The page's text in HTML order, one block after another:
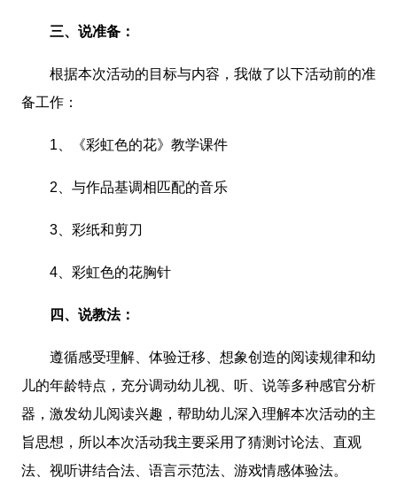
三、说准备：
根据本次活动的目标与内容，我做了以下活动前的准
备工作：
1、《彩虹色的花》教学课件
2、与作品基调相匹配的音乐
3、彩纸和剪刀
4、彩虹色的花胸针
四、说教法：
遵循感受理解、体验迁移、想象创造的阅读规律和幼
儿的年龄特点，充分调动幼儿视、听、说等多种感官分析
器，激发幼儿阅读兴趣，帮助幼儿深入理解本次活动的主
旨思想，所以本次活动我主要采用了猜测讨论法、直观
法、视听讲结合法、语言示范法、游戏情感体验法。